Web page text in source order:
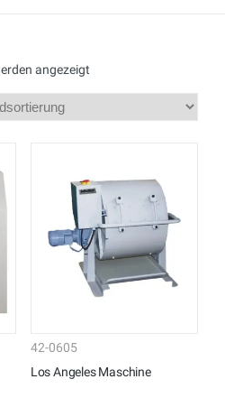
angezeigt
42-0605
Los Angeles Maschine